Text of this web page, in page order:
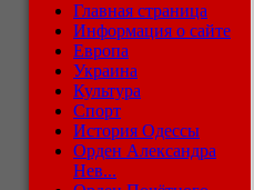
Главная страница
Информация о сайте
Европа
Украина
Культура
Спорт
История Одессы
Орден Александра
Нев...